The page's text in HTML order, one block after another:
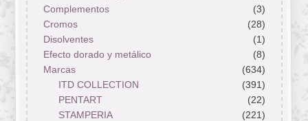
Complementos
(3)
Cromos
(28)
Disolventes
(1)
Efecto dorado y metálico
(8)
Marcas
(634)
ITD COLLECTION
(391)
PENTART
(22)
STAMPERIA
(221)